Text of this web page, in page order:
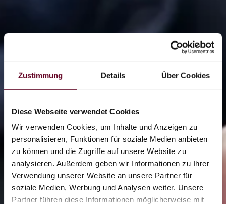
Zustimmung Details Über Cookies
Diese Webseite verwendet Cookies
Wir verwenden Cookies, um Inhalte und Anzeigen zu
personalisieren, Funktionen für soziale Medien anbieten
zu können und die Zugriffe auf unsere Website zu
analysieren. Außerdem geben wir Informationen zu Ihrer
Verwendung unserer Website an unsere Partner für
soziale Medien, Werbung und Analysen weiter. Unsere
Partner führen diese Informationen möglicherweise mit